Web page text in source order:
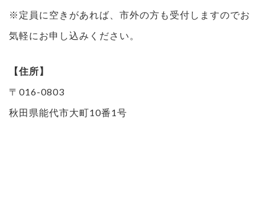
※定員に空きがあれば、市外の方も受付しますのでお
気軽にお申し込みください。
【住所】
〒016-0803
秋田県能代市大町10番1号